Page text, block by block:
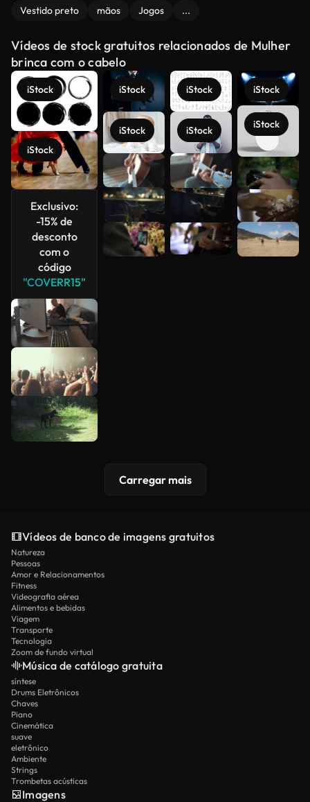
Vestido preto mãos Jogos ...
Vídeos de stock gratuitos relacionados de Mulher
brinca com o cabelo
iStock
iStock
Exclusivo:
-15% de
desconto
com o
código
"COVERR15"
iStock
iStock
iStock
iStock
iStock
iStock
Veja mais
Carregar mais
Vídeos de banco de imagens gratuitos
Natureza
Pessoas
Amor e Relacionamentos
Fitness
Videografia aérea
Alimentos e bebidas
Viagem
Transporte
Tecnologia
Zoom de fundo virtual
Música de catálogo gratuita
síntese
Drums Eletrônicos
Chaves
Piano
Cinemática
suave
eletrônico
Ambiente
Strings
Trombetas acústicas
Imagens